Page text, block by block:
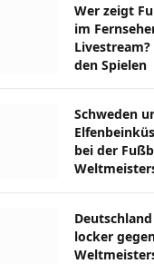
Wer zeigt
im
den Spielen
Schweden
bei der
locker